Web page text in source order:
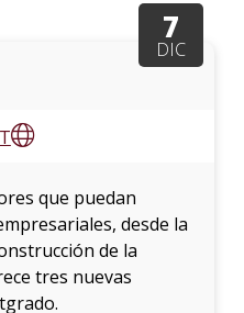
7
DIC
que puedan
desde la
de la
tres nuevas